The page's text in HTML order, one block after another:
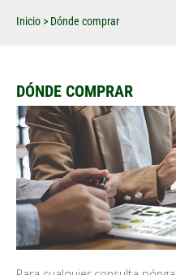
Inicio > Dónde comprar
DÓNDE COMPRAR